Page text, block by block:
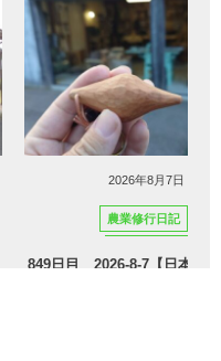
2026年8月7日
農業修行日記
849日目 2026-8-7【日本一